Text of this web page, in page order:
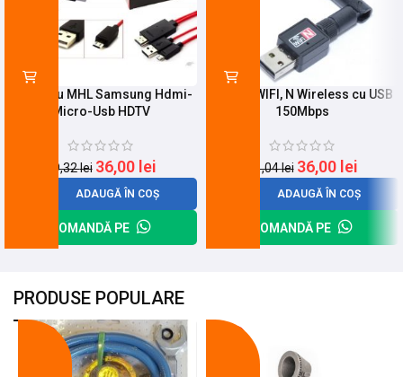
KIT Cablu MHL Samsung Hdmi-
Micro-Usb HDTV
49,32lei 36,00 lei
ADAUGĂ ÎN COȘ
COMANDĂ PE
Antena WIFI, N Wireless cu USB
150Mbps
41,04lei 36,00 lei
ADAUGĂ ÎN COȘ
COMANDĂ PE
PRODUSE POPULARE